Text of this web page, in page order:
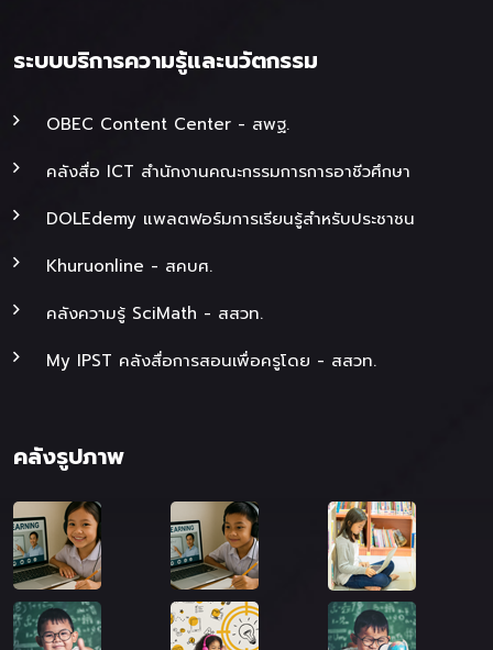
ระบบบริการความรู้และนวัตกรรม
OBEC Content Center - สพฐ.
คลังสื่อ ICT สำนักงานคณะกรรมการการอาชีวศึกษา
DOLEdemy แพลตฟอร์มการเรียนรู้สำหรับประชาชน
Khuruonline - สคบศ.
คลังความรู้ SciMath - สสวท.
My IPST คลังสื่อการสอนเพื่อครูโดย - สสวท.
คลังรูปภาพ